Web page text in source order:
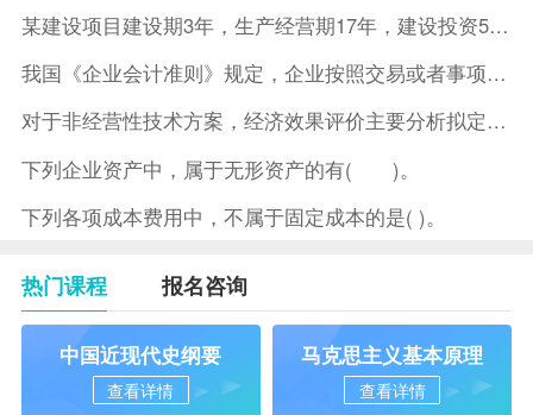
某建设项目建设期3年，生产经营期17年，建设投资5500万元
我国《企业会计准则》规定，企业按照交易或者事项的经济特征确定
对于非经营性技术方案，经济效果评价主要分析拟定方案的( )。
下列企业资产中，属于无形资产的有( )。
下列各项成本费用中，不属于固定成本的是( )。
热门课程 报名咨询
中国近现代史纲要
查看详情
马克思主义基本原理
查看详情